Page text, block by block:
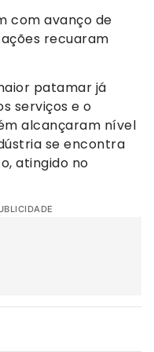
com avanço de
recuaram
patamar já
serviços e o
alcançaram nível
se encontra
atingido no